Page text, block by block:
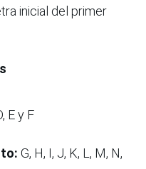
inicial del primer
E y F
G, H, I, J, K, L, M, N,